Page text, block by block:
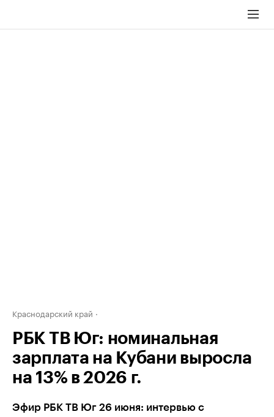
Краснодарский край
РБК ТВ Юг: номинальная
зарплата на Кубани выросла
на 13% в 2026 г.
Эфир РБК ТВ Юг 26 июня: интервью с